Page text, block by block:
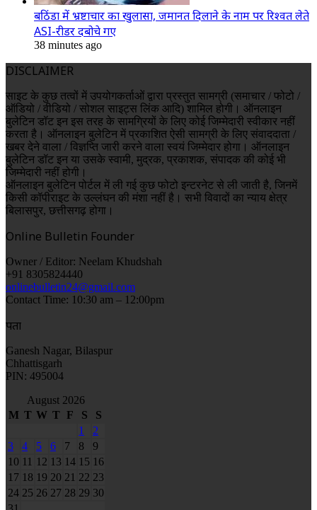
बठिंडा में भ्रष्टाचार का खुलासा, जमानत दिलाने के नाम पर रिश्वत लेते
ASI-रीडर दबोचे गए
38 minutes ago
DISCLAIMER
साइट के कुछ तत्वों में उपयोगकर्ताओं द्वारा प्रस्तुत सामग्री (समाचार / फोटो /
ऑडियो / वीडियो / सोशल साइट्स लिंक आदि) शामिल होगी। ऑनलाइन
बुलेटिन डॉट इन इस तरह के सामग्रियों के लिए कोई जिम्मेदारी स्वीकार नहीं
करता है। ऑनलाइन बुलेटिन में प्रकाशित ऐसी सामग्री के लिए संवाददाता /
खबर देने वाला / विज्ञप्ति जारी करने वाला स्वयं जिम्मेदार होगा। ऑनलाइन
बुलेटिन डॉट इन या उसके स्वामी, मुद्रक, प्रकाशक, संपादक की कोई भी
जिम्मेदारी नहीं होगी।
ऑनलाइन बुलेटिन पोर्टल में ली गई कुछ फोटो इन्टरनेट से ली जाती है, जिनमें
किसी कॉपीराइट के उल्लंघन की मंशा नहीं है। सभी विवादों का न्याय क्षेत्र
बिलासपुर, छत्तीसगढ़ होगा।
Online Bulletin Founder
Owner / Editor: Neelam Khudshah
+91 8305824440
onlinebulletin24@gmail.com
Contact Time: 10:30 am – 12:00pm
पता
Ganesh Nagar, Bilaspur
Chhattisgarh
PIN: 495004
August 2026
M T W T F S
S
1
2
3
4 5 6 7 8
9
10 11 12 13 14 15 16
17 18 19 20 21 22 23
24 25 26 27 28 29 30